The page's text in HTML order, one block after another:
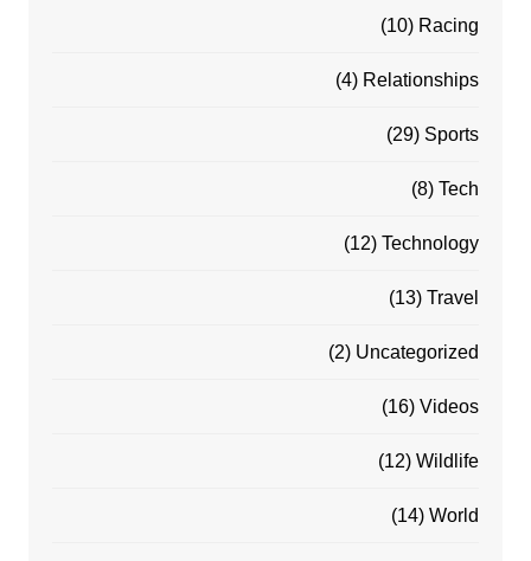
Racing
(10)
Relationships
(4)
Sports
(29)
Tech
(8)
Technology
(12)
Travel
(13)
Uncategorized
(2)
Videos
(16)
Wildlife
(12)
World
(14)